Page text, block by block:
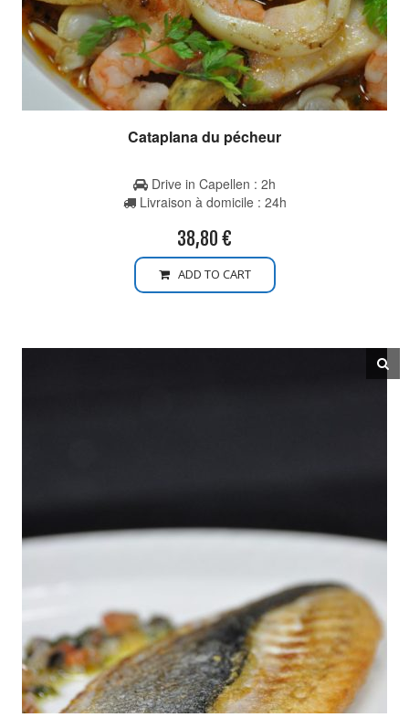
Cataplana du pécheur
Drive in Capellen : 2h
Livraison à domicile : 24h
38,80 €
ADD TO CART